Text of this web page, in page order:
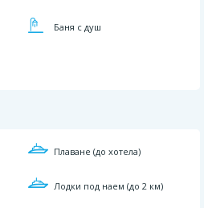
Баня с душ
Плаване (до хотела)
Лодки под наем (до 2 км)